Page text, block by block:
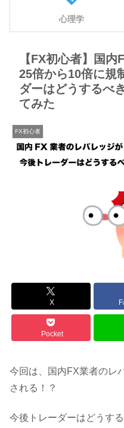
心理学
【FX初心者】国
25倍から10倍に規
ダーはどうするべ
てみた
FX初心者
X
Pocket
今回は、国内FX業者のレ
される！？
今後トレーダーはどうす